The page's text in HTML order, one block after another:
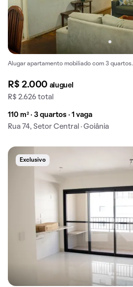
Alugar apartamento mobiliado com 3 quartos.
R$ 2.000 aluguel
R$ 2.626 total
110 m² · 3 quartos · 1 vaga
Rua 74, Setor Central · Goiânia
Exclusivo